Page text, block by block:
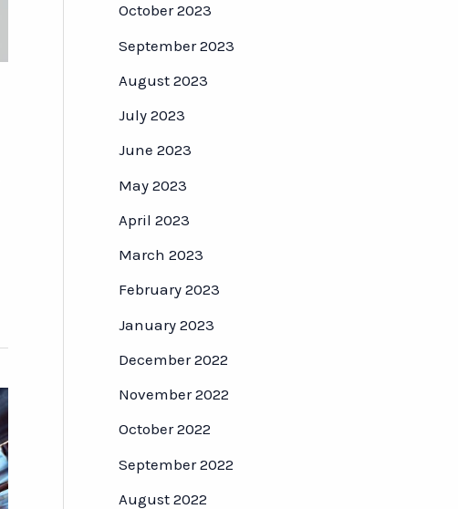
October 2023
September 2023
August 2023
July 2023
June 2023
May 2023
April 2023
March 2023
February 2023
January 2023
December 2022
November 2022
October 2022
September 2022
August 2022